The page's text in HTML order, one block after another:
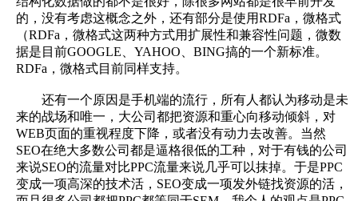
的，没有考虑这概念之外，还有部分是使用RDFa，微格式
（RDFa，微格式这两种方式用扩展性和兼容性问题，微数
据是目前GOOGLE、YAHOO、BING搞的一个新标准。
RDFa，微格式目前同样支持。
还有一个原因是手机端的流行，所有人都认为移动是未
来的战场和唯一，大公司都把资源和重心向移动倾斜，对
WEB页面的重视程度下降，或者没有动力去改善。当然
SEO在绝大多数公司都是逼格很低的工种，对于有钱的公司
来说SEO的流量对比PPC流量来说几乎可以抹掉。于是PPC
变成一项高深的技术活，SEO变成一项发外链找资源的活，